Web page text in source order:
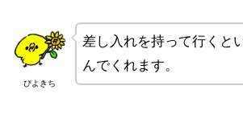
ぴよきち
差し入れを持って行くと
んでくれます。